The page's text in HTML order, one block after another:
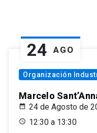
24 AGO
Organización
Marcelo
24 de Agosto de
12:30 a 13:30